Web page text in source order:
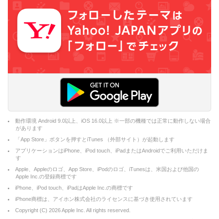
動作環境 Android 9.0以上、iOS 16.0以上 ※一部の機種では正常に動作しない場合
があります
「App Store」ボタンを押すとiTunes （外部サイト）が起動します
アプリケーションはiPhone、iPod touch、iPadまたはAndroidでご利用いただけま
す
Apple、Appleのロゴ、App Store、iPodのロゴ、iTunesは、米国および他国の
Apple Inc.の登録商標です
iPhone、iPod touch、iPadはApple Inc.の商標です
iPhone商標は、アイホン株式会社のライセンスに基づき使用されています
Copyright (C) 2026Apple Inc. All rights reserved.